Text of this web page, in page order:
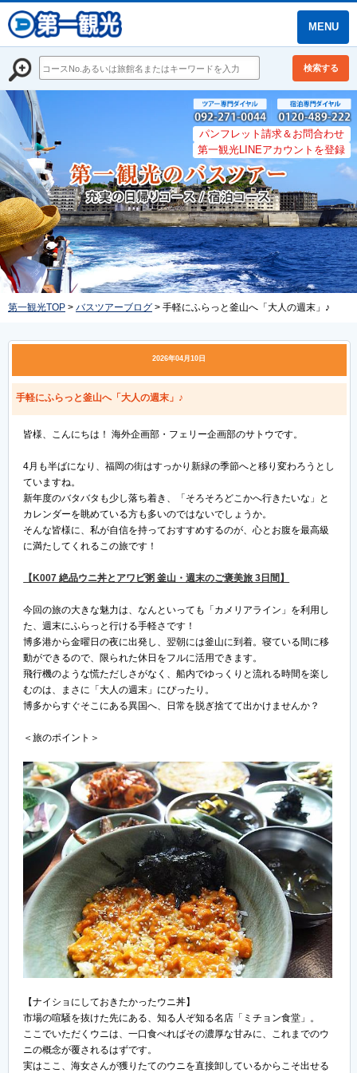
MENU
検索する
パンフレット請求＆お問合わせ
第一観光LINEアカウントを登録
第一観光TOP > バスツアーブログ > 手軽にふらっと釜山へ「大人の週末」♪
2026年04月10日
手軽にふらっと釜山へ「大人の週末」♪
皆様、こんにちは！ 海外企画部・フェリー企画部のサトウです。
4月も半ばになり、福岡の街はすっかり新緑の季節へと移り変わろうとし
ていますね。
新年度のバタバタも少し落ち着き、「そろそろどこかへ行きたいな」と
カレンダーを眺めている方も多いのではないでしょうか。
そんな皆様に、私が自信を持っておすすめするのが、心とお腹を最高級
に満たしてくれるこの旅です！
【K007 絶品ウニ丼とアワビ粥 釜山・週末のご褒美旅 3日間】
今回の旅の大きな魅力は、なんといっても「カメリアライン」を利用し
た、週末にふらっと行ける手軽さです！
博多港から金曜日の夜に出発し、翌朝には釜山に到着。寝ている間に移
動ができるので、限られた休日をフルに活用できます。
飛行機のような慌ただしさがなく、船内でゆっくりと流れる時間を楽し
むのは、まさに「大人の週末」にぴったり。
博多からすぐそこにある異国へ、日常を脱ぎ捨てて出かけませんか？
＜旅のポイント＞
【ナイショにしておきたかったウニ丼】
市場の喧騒を抜けた先にある、知る人ぞ知る名店「ミチョン食堂」。
ここでいただくウニは、一口食べればその濃厚な甘みに、これまでのウ
ニの概念が覆されるはずです。
実はここ、海女さんが獲りたてのウニを直接卸しているからこそ出せる